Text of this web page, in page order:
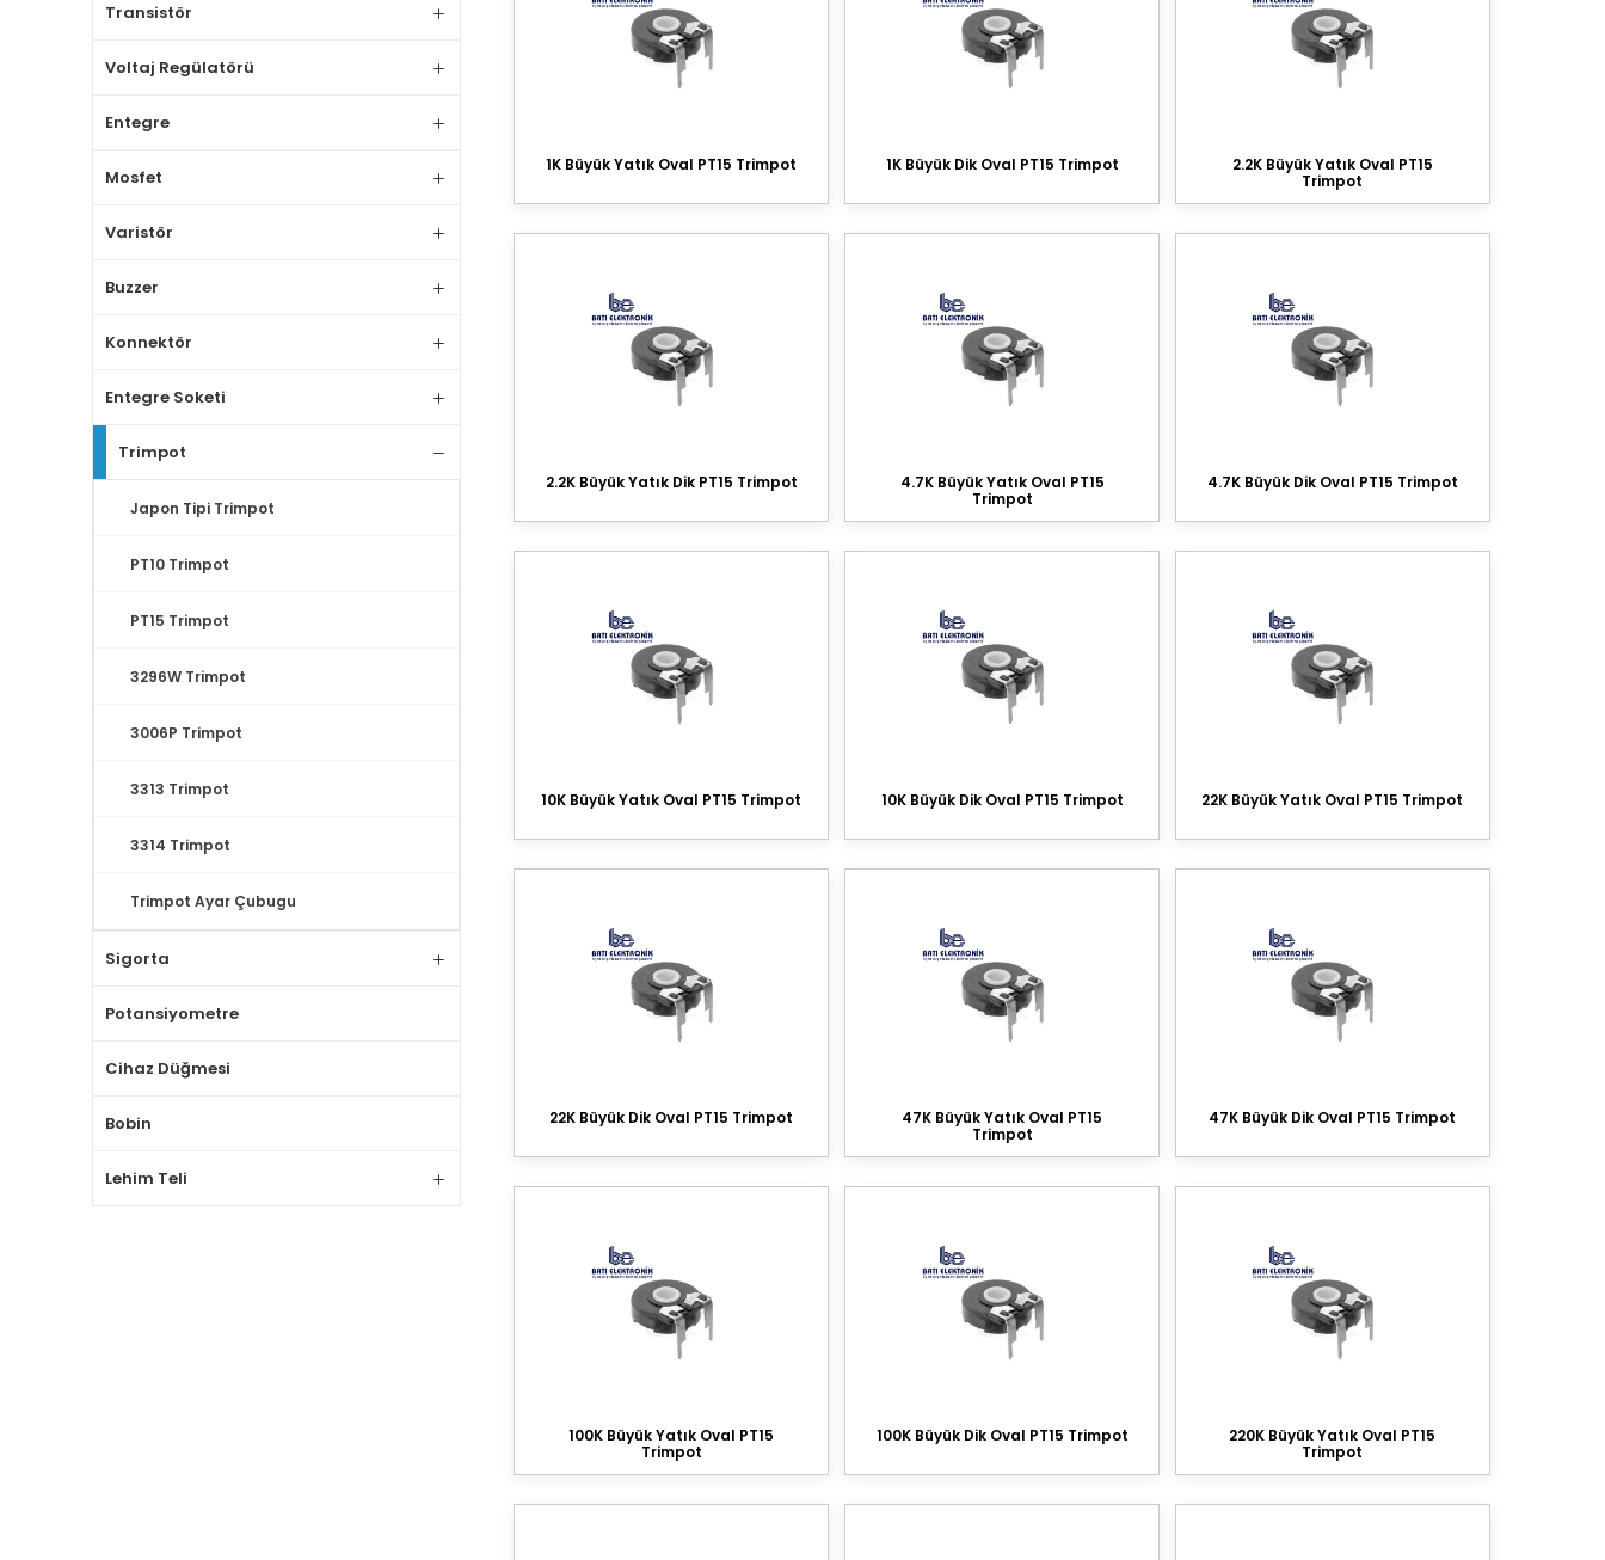
Transistör
Voltaj Regülatörü
Entegre
Mosfet
Varistör
Buzzer
Konnektör
Entegre Soketi
Trimpot
Japon Tipi Trimpot
PT10 Trimpot
PT15 Trimpot
3296W Trimpot
3006P Trimpot
3313 Trimpot
3314 Trimpot
Trimpot Ayar Çubugu
Sigorta
Potansiyometre
Cihaz Düğmesi
Bobin
Lehim Teli
1K Büyük Yatık Oval PT15 Trimpot 1K Büyük Dik Oval PT15 Trimpot
2.2K Büyük Yatık Oval PT15
Trimpot
2.2K Büyük Yatık Dik PT15 Trimpot
4.7K Büyük Yatık Oval PT15
Trimpot
4.7K Büyük Dik Oval PT15 Trimpot
10K Büyük Yatık Oval PT15 Trimpot 10K Büyük Dik Oval PT15 Trimpot 22K Büyük Yatık Oval PT15 Trimpot
22K Büyük Dik Oval PT15 Trimpot
47K Büyük Yatık Oval PT15
Trimpot
47K Büyük Dik Oval PT15 Trimpot
100K Büyük Yatık Oval PT15
Trimpot
100K Büyük Dik Oval PT15 Trimpot
220K Büyük Yatık Oval PT15
Trimpot